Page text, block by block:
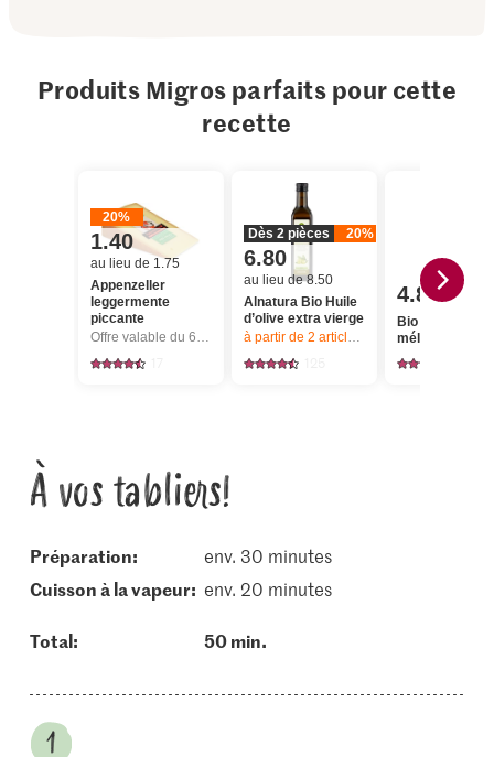
Produits Migros parfaits pour cette
recette
20%
1.40
au lieu de 1.75
Appenzeller
leggermente
piccante
Offre valable du 6.8 au 12.8.2026, jusqu’à épuisement du stock.
Dès 2 pièces 20%
6.80
au lieu de 8.50
Alnatura Bio Huile
d’olive extra vierge
à partir de 2 articles, Offre valable du
4.80
Bio Carottes
mélange
À vos tabliers!
Préparation:
env. 30 minutes
cuisson à la vapeur: env. 20 minutes
Total: 50 min.